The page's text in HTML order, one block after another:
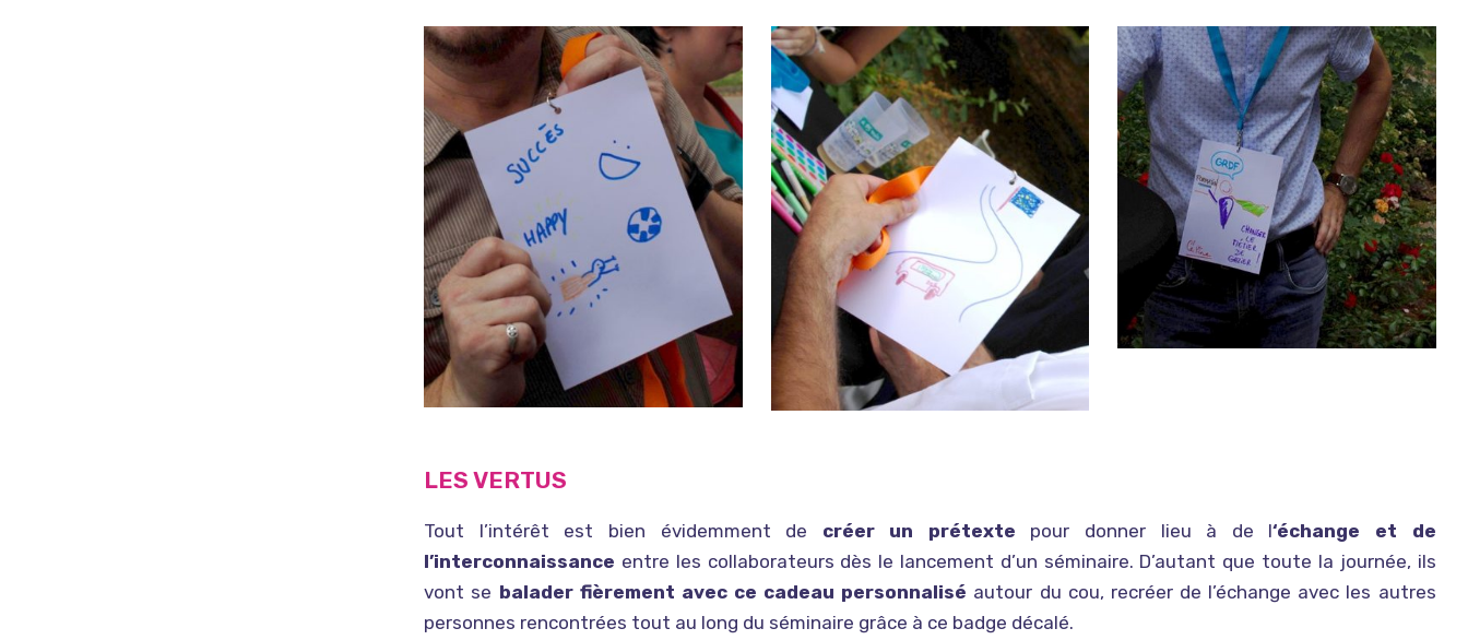
LES VERTUS
Tout l’intérêt est bien évidemment de créer un prétexte pour donner lieu à de l‘échange et de
l’interconnaissance entre les collaborateurs dès le lancement d’un séminaire. D’autant que toute la journée, ils
vont se balader fièrement avec ce cadeau personnalisé autour du cou, recréer de l’échange avec les autres
personnes rencontrées tout au long du séminaire grâce à ce badge décalé.